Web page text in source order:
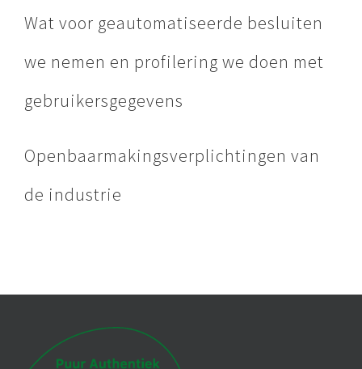
Wat voor geautomatiseerde besluiten
we nemen en profilering we doen met
gebruikersgegevens
Openbaarmakingsverplichtingen van
de industrie